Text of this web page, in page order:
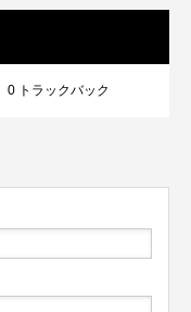
0 トラックバック